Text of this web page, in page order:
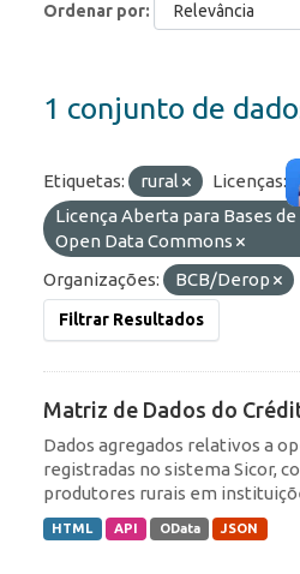
Ordenar por
1 conjunto de
Etiquetas: rural
Licenças:
Licença Aberta para Bases de
Open Data Commons
Organizações:
BCB/Derop
Filtrar Resultados
Matriz de Dados do
Dados agregados relativos a
registradas no sistema Sicor,
produtores rurais em
HTML API OData JSON